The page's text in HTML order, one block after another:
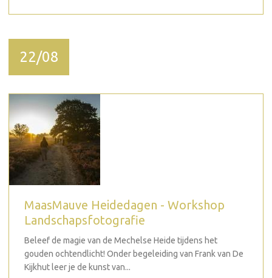
22/08
MaasMauve Heidedagen - Workshop
Landschapsfotografie
Beleef de magie van de Mechelse Heide tijdens het
gouden ochtendlicht! Onder begeleiding van Frank van De
Kijkhut leer je de kunst van...